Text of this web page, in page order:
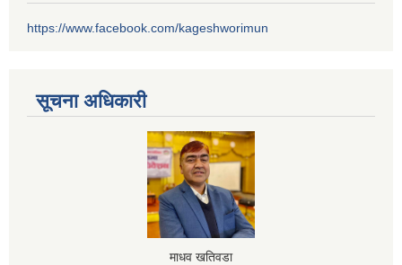
https://www.facebook.com/kageshworimun
सूचना अधिकारी
माधव खतिवडा